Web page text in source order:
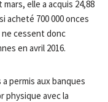
elle a acquis 24,88
acheté 700 000 onces
ne cessent donc
en avril 2016.
permis aux banques
physique avec la